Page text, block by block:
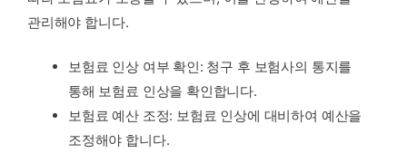
관리해야 합니다.
보험료 인상 여부 확인: 청구 후 보험사의 통지를
통해 보험료 인상을 확인합니다.
보험료 예산 조정: 보험료 인상에 대비하여 예산을
조정해야 합니다.